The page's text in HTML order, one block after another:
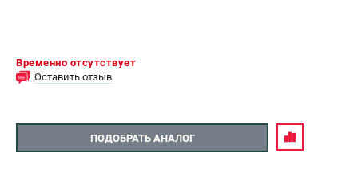
Временно отсутствует
Оставить отзыв
ПОДОБРАТЬ АНАЛОГ